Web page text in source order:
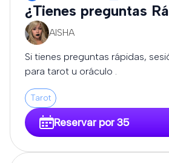
¿Tienes preguntas
AISHA
Si tienes preguntas rápidas,
para tarot u oráculo .
Tarot
Reservar por 35